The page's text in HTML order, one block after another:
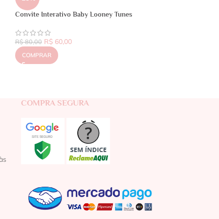
Convite Interativo Baby Looney Tunes
R$80,00 R$60,00
COMPRAR
COMPRA SEGURA